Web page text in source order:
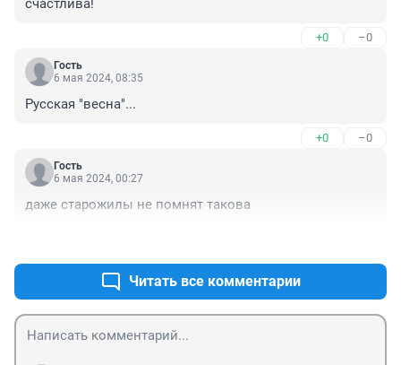
счастлива!
+0 –0
Гость
6 мая 2024, 08:35
Русская "весна"...
+0 –0
Гость
6 мая 2024, 00:27
даже старожилы не помнят такова
Читать все комментарии